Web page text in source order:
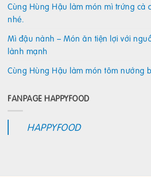
Cùng Hùng Hậu làm món mì trứng cà
nhé.
Mì đậu nành – Món ăn tiện lợi với
lành mạnh
Cùng Hùng Hậu làm món tôm nướng
FANPAGE HAPPYFOOD
HAPPYFOOD